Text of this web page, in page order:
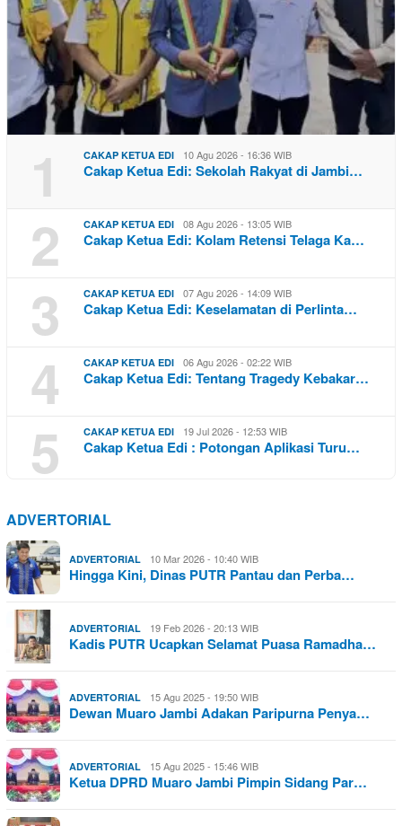
1 CAKAP KETUA EDI 10 Agu 2026 - 16:36 WIB
Cakap Ketua Edi: Sekolah Rakyat di Jambi…
2 CAKAP KETUA EDI 08 Agu 2026 - 13:05 WIB
Cakap Ketua Edi: Kolam Retensi Telaga Ka…
3 CAKAP KETUA EDI 07 Agu 2026 - 14:09 WIB
Cakap Ketua Edi: Keselamatan di Perlinta…
4 CAKAP KETUA EDI 06 Agu 2026 - 02:22 WIB
Cakap Ketua Edi: Tentang Tragedy Kebakar…
5 CAKAP KETUA EDI 19 Jul 2026 - 12:53 WIB
Cakap Ketua Edi : Potongan Aplikasi Turu…
ADVERTORIAL
ADVERTORIAL 10 Mar 2026 - 10:40 WIB
Hingga Kini, Dinas PUTR Pantau dan Perba…
ADVERTORIAL 19 Feb 2026 - 20:13 WIB
Kadis PUTR Ucapkan Selamat Puasa Ramadha…
ADVERTORIAL 15 Agu 2025 - 19:50 WIB
Dewan Muaro Jambi Adakan Paripurna Penya…
ADVERTORIAL 15 Agu 2025 - 15:46 WIB
Ketua DPRD Muaro Jambi Pimpin Sidang Par…